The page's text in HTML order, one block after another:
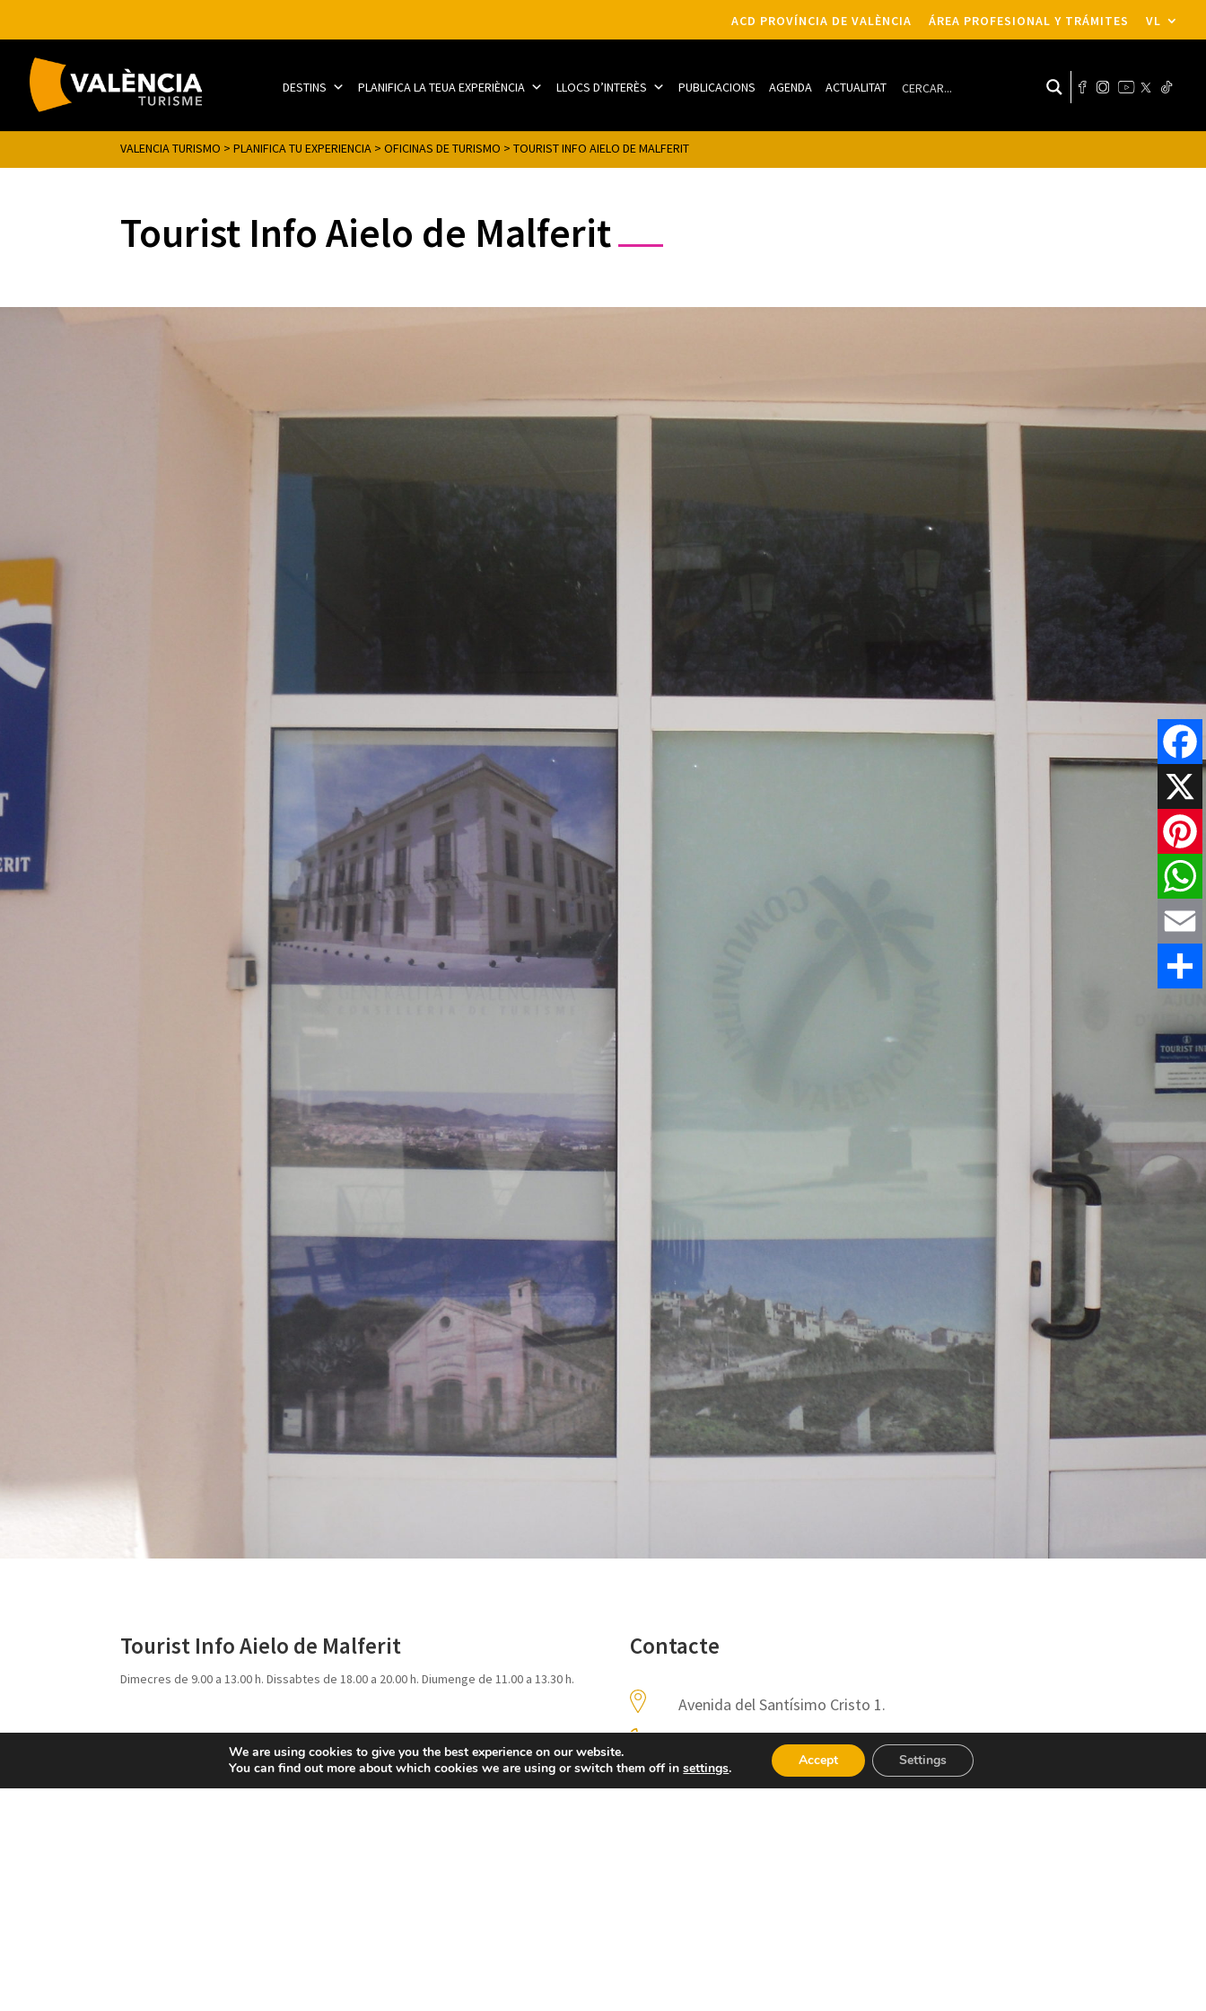
ACD PROVÍNCIA DE VALÈNCIA ÁREA PROFESIONAL Y TRÁMITES VL
DESTINS PLANIFICA LA TEUA EXPERIÈNCIA LLOCS D’INTERÈS PUBLICACIONS AGENDA ACTUALITAT
VALENCIA TURISMO >PLANIFICA TU EXPERIENCIA >OFICINAS DE TURISMO >TOURIST INFO AIELO DE MALFERIT
Tourist Info Aielo de Malferit
Tourist Info Aielo de Malferit
Dimecres de 9.00 a 13.00 h. Dissabtes de 18.00 a 20.00 h. Diumenge de 11.00 a 13.30 h.
Contacte
Avenida del Santísimo Cristo 1.
962360720 654394296
aielo@touristinfo.net
X
Email
We are using cookies to give you the best experience on our website.
You can find out more about which cookies we are using or switch them off insettings. Accept Settings